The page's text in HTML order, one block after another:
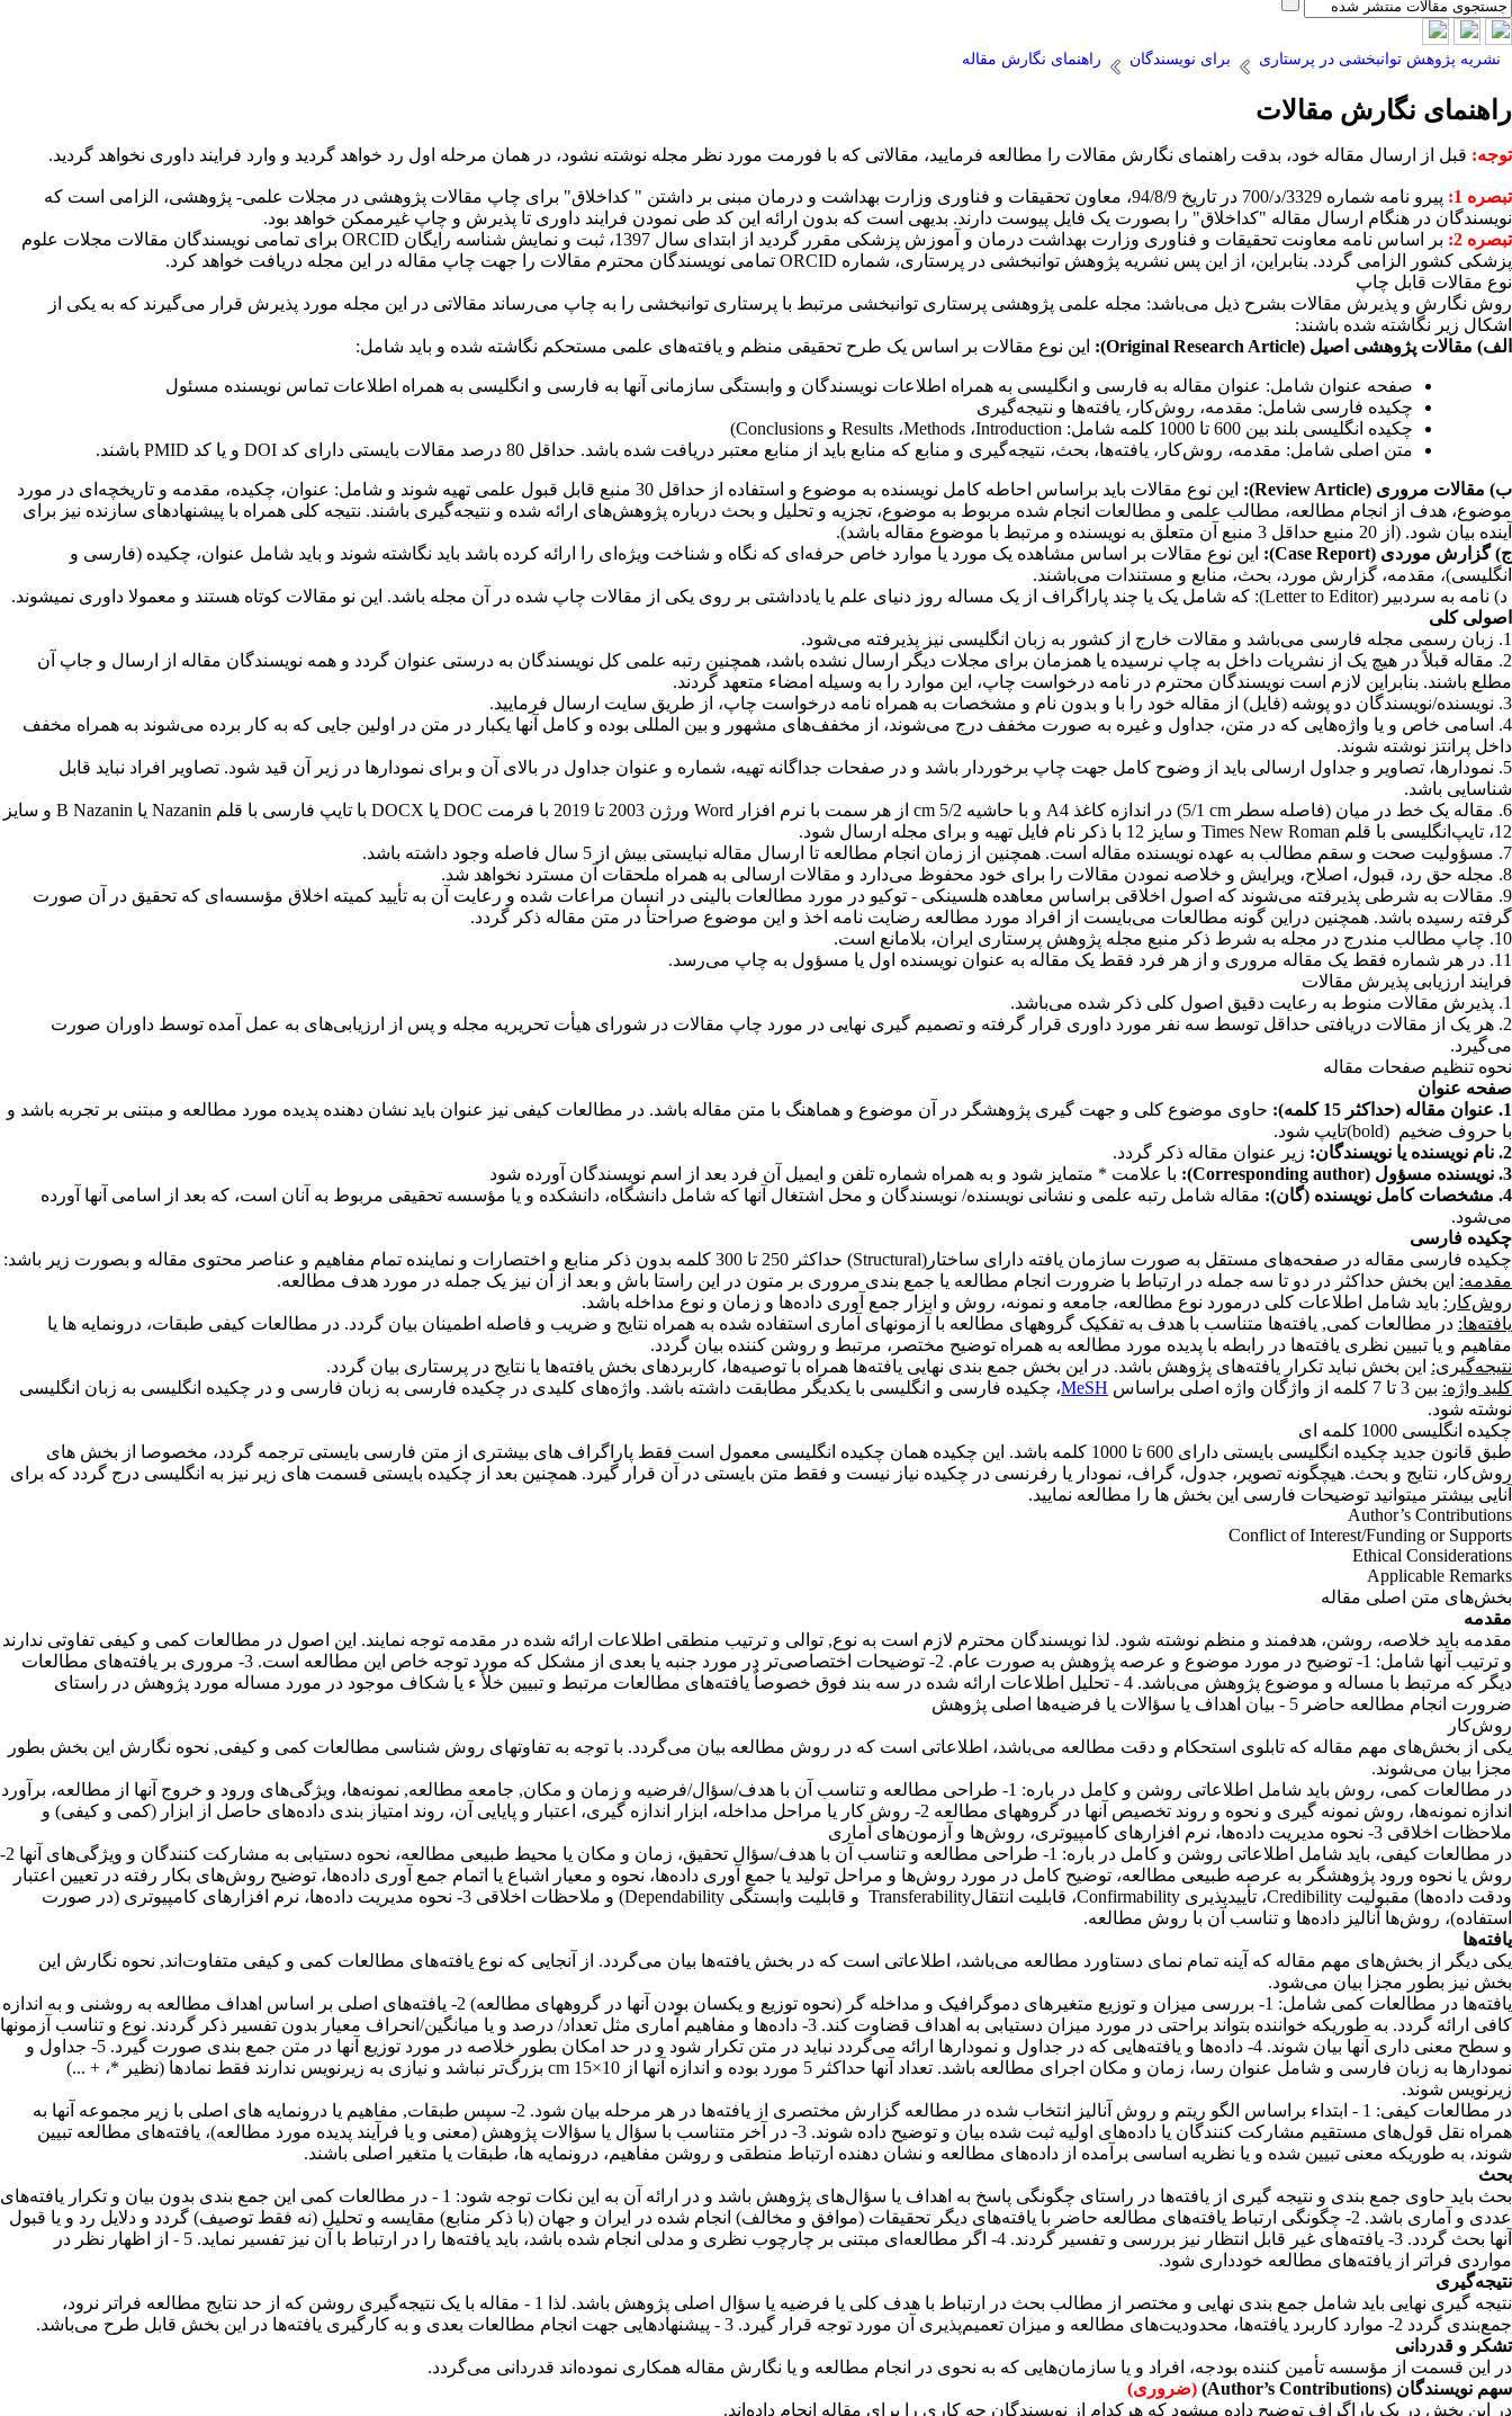
نشریه پژوهش توانبخشی در پرستاری برای نویسندگان راهنمای نگارش مقاله
راهنمای نگارش مقالات
توجه: قبل از ارسال مقاله خود، بدقت راهنمای نگارش مقالات را مطالعه فرمایید، مقالاتی که با فورمت مورد نظر مجله نوشته نشود، در همان مرحله اول رد خواهد گردید و وارد فرایند داوری نخواهد گردید.
تبصره 1:
پیرو نامه شماره 3329/د/700 در تاریخ 94/8/9، معاون تحقیقات و فناوری وزارت بهداشت و درمان مبنی بر داشتن " کداخلاق" برای چاپ مقالات پژوهشی در مجلات علمی- پژوهشی، الزامی است که
نویسندگان در هنگام ارسال مقاله "کداخلاق" را بصورت یک فایل پیوست دارند. بدیهی است که بدون ارائه این کد طی نمودن فرایند داوری تا پذیرش و چاپ غیرممکن خواهد بود.
تبصره 2:
بر اساس نامه معاونت تحقیقات و فناوری وزارت بهداشت درمان و آموزش پزشکی مقرر گردید از ابتدای سال 1397، ثبت و نمایش شناسه رایگان ORCID برای تمامی نویسندگان مقالات مجلات علوم
پزشکی کشور الزامی گردد. بنابراین، از این پس نشریه پژوهش توانبخشی در پرستاری، شماره ORCID تمامی نویسندگان محترم مقالات را جهت چاپ مقاله در این مجله دریافت خواهد کرد.
نوع مقالات قابل چاپ
روش نگارش و پذیرش مقالات بشرح ذیل می‌باشد: مجله علمی پژوهشی پرستاری توانبخشی مرتبط با پرستاری توانبخشی را به چاپ می‌رساند مقالاتی در این مجله مورد پذیرش قرار می‌گیرند که به یکی از
اشکال زیر نگاشته شده باشند:
الف) مقالات پژوهشی اصیل (Original Research Article)
: این نوع مقالات بر اساس یک طرح تحقیقی منظم و یافته‌های علمی مستحکم نگاشته شده و باید شامل:
صفحه عنوان شامل: عنوان مقاله به فارسی و انگلیسی به همراه اطلاعات نویسندگان و وابستگی سازمانی آنها به فارسی و انگلیسی به همراه اطلاعات تماس نویسنده مسئول
چکیده فارسی شامل: مقدمه، روش‌کار، یافته‌ها و نتیجه‌گیری
چکیده انگلیسی بلند بین 600 تا 1000 کلمه شامل:
Introduction، Methods، Results و Conclusions
)
متن اصلی شامل: مقدمه، روش‌کار، یافته‌ها، بحث، نتیجه‌گیری و منابع که منابع باید از منابع معتبر دریافت شده باشد. حداقل 80 درصد مقالات بایستی دارای کد
DOI و یا کد PMID باشند.
ب) مقالات مروری (Review Article)
:
این نوع مقالات باید براساس احاطه کامل نویسنده به موضوع و استفاده از حداقل 30 منبع قابل قبول علمی تهیه شوند و شامل: عنوان، چکیده، مقدمه و تاریخچه‌ای در مورد
موضوع، هدف از انجام مطالعه، مطالب علمی و مطالعات انجام شده مربوط به موضوع، تجزیه و تحلیل و بحث درباره پژوهش‌های ارائه شده و نتیجه‌گیری باشند. نتیجه کلی همراه با پیشنهادهای سازنده نیز برای
آینده بیان شود. (از 20 منبع حداقل 3 منبع آن متعلق به نویسنده و مرتبط با موضوع مقاله باشد).
ج) گزارش موردی (Case Report)
: این نوع مقالات بر اساس مشاهده یک مورد یا موارد خاص حرفه‌ای که نگاه و شناخت ویژه‌ای را ارائه کرده باشد باید نگاشته شوند و باید شامل عنوان، چکیده (فارسی و
انگلیسی)، مقدمه، گزارش مورد، بحث، منابع و مستندات می‌باشند.
د) نامه به سردبیر (Letter to Editor): که شامل یک یا چند پاراگراف از یک مساله روز دنیای علم یا یادداشتی بر روی یکی از مقالات چاپ شده در آن مجله باشد. این نو مقالات کوتاه هستند و معمولا داوری نمیشوند.
اصولی کلی
1. زبان رسمی مجله فارسی می‌باشد و مقالات خارج از کشور به زبان انگلیسی نیز پذیرفته می‌شود
.
2. مقاله قبلاً در هیچ یک از نشریات داخل به چاپ نرسیده یا همزمان برای مجلات دیگر ارسال نشده باشد، همچنین رتبه علمی کل نویسندگان به درستی عنوان گردد و همه نویسندگان مقاله از ارسال و جاپ آن
مطلع باشند. بنابراین لازم است نویسندگان محترم در نامه درخواست چاپ، این موارد را به وسیله امضاء متعهد گردند.
3. نویسنده/نویسندگان دو پوشه (فایل) از مقاله خود را با و بدون نام و مشخصات به همراه نامه درخواست چاپ، از طریق سایت ارسال فرمایید
.
4. اسامی خاص و یا واژه‌هایی که در متن، جداول و غیره به صورت مخفف درج می‌شوند، از مخفف‌های مشهور و بین المللی بوده و کامل آنها یکبار در متن در اولین جایی که به کار برده می‌شوند به همراه مخفف
داخل پرانتز نوشته شوند.
5. نمودارها، تصاویر و جداول ارسالی باید از وضوح کامل جهت چاپ برخوردار باشد و در صفحات جداگانه تهیه، شماره و عنوان جداول در بالای آن و برای نمودارها در زیر آن قید شود. تصاویر افراد نباید قابل
شناسایی باشد.
6. مقاله یک خط در میان
(فاصله سطر cm
A4 و با حاشیه 5/2
cm از هر سمت با نرم افزار Word ورژن 2003 تا 2019 با فرمت DOC یا DOCX با تایپ فارسی با قلم Nazanin یا B Nazanin و سایز
12، تایپ‌انگلیسی با قلم
Times New Roman و سایز 12 با ذکر نام فایل تهیه و برای مجله ارسال شود
.
7. مسؤولیت صحت و سقم مطالب به عهده نویسنده مقاله است. همچنین از زمان انجام مطالعه تا ارسال مقاله نبایستی بیش از 5 سال فاصله وجود داشته باشد
.
8. مجله حق رد، قبول، اصلاح، ویرایش و خلاصه نمودن مقالات را برای خود محفوظ می‌دارد و مقالات ارسالی به همراه ملحقات آن مسترد نخواهد شد
.
9. مقالات به شرطی پذیرفته می‌شوند که اصول اخلاقی براساس معاهده هلسینکی - توکیو در مورد مطالعات بالینی در انسان مراعات شده و رعایت آن به تأیید کمیته اخلاق مؤسسه‌ای که تحقیق در آن صورت
گرفته رسیده باشد. همچنین دراین گونه مطالعات می‌بایست از افراد مورد مطالعه رضایت نامه اخذ و این موضوع صراحتأ در متن مقاله ذکر گردد.
10. چاپ مطالب مندرج در مجله به شرط ذکر منبع مجله پژوهش پرستاری ایران، بلامانع است
.
11. در هر شماره فقط یک مقاله مروری و از هر فرد فقط یک مقاله به عنوان نویسنده اول یا مسؤول به چاپ می‌رسد
.
فرایند ارزیابی پذیرش مقالات
1. پذیرش مقالات منوط به رعایت دقیق اصول کلی ذکر شده می‌باشد
.
2. هر یک از مقالات دریافتی حداقل توسط سه نفر مورد داوری قرار گرفته و تصمیم گیری نهایی در مورد چاپ مقالات در شورای هیأت تحریریه مجله و پس از ارزیابی‌های به عمل آمده توسط داوران صورت
می‌گیرد.
نحوه تنظیم صفحات مقاله
صفحه عنوان
1. عنوان مقاله (حداکثر 15 کلمه):
حاوی موضوع کلی و جهت گیری پژوهشگر در آن موضوع و هماهنگ با متن مقاله باشد. در مطالعات کیفی نیز عنوان باید نشان دهنده پدیده مورد مطالعه و مبتنی بر تجربه باشد و
با حروف ضخیم (bold)تایپ شود.
2. نام نویسنده یا نویسندگان:
زیر عنوان مقاله ذکر گردد.
3. نویسنده مسؤول
(Corresponding author)
: با علامت * متمایز شود و به همراه شماره تلفن و ایمیل آن فرد بعد از اسم نویسندگان آورده شود
4. مشخصات کامل نویسنده (گان):
مقاله شامل رتبه علمی و نشانی نویسنده/ نویسندگان و محل اشتغال آنها که شامل دانشگاه، دانشکده و یا مؤسسه تحقیقی مربوط به آنان است، که بعد از اسامی آنها آورده
می‌شود.
چکیده فارسی
چکیده فارسی مقاله در صفحه‌های مستقل به صورت سازمان یافته دارای ساختار(Structural
) حداکثر 250 تا 300 کلمه بدون ذکر منابع و اختصارات و نماینده تمام مفاهیم و عناصر محتوی مقاله و بصورت زیر باشد
:
مقدمه: این بخش حداکثر در دو تا سه جمله در ارتباط با ضرورت انجام مطالعه یا جمع بندی مروری بر متون در این راستا باش و بعد از آن نیز یک جمله در مورد هدف مطالعه.
روش‌کار: باید شامل اطلاعات کلی درمورد نوع مطالعه، جامعه و نمونه، روش و ابزار جمع آوری داده‌ها و زمان و نوع مداخله باشد.
یافته‌ها: در مطالعات کمی, یافته‌ها متناسب با هدف به تفکیک گروههای مطالعه با آزمونهای آماری استفاده شده به همراه نتایج و ضریب و فاصله اطمینان بیان گردد. در مطالعات کیفی طبقات، درونمایه ها یا
مفاهیم و یا تبیین نظری یافته‌ها در رابطه با پدیده مورد مطالعه به همراه توضیح مختصر، مرتبط و روشن کننده بیان گردد.
نتیجه‌گیری: این بخش نباید تکرار یافته‌های پژوهش باشد. در این بخش جمع بندی نهایی یافته‌ها همراه با توصیه‌ها، کاربردهای بخش یافته‌ها یا نتایج در پرستاری بیان گردد.
کلید واژه: بین 3 تا 7 کلمه از واژگان واژه اصلی براساس MeSH، چکیده فارسی و انگلیسی با یکدیگر مطابقت داشته باشد. واژه‌های کلیدی در چکیده فارسی به زبان فارسی و در چکیده انگلیسی به زبان انگلیسی
نوشته شود.
چکیده انگلیسی 1000 کلمه ای
طبق قانون جدید چکیده انگلیسی بایستی دارای 600 تا 1000 کلمه باشد. این چکیده همان چکیده انگلیسی معمول است فقط پاراگراف های بیشتری از متن فارسی بایستی ترجمه گردد، مخصوصا از بخش های
روش‌کار، نتایج و بحث. هیچگونه تصویر، جدول، گراف، نمودار یا رفرنسی در چکیده نیاز نیست و فقط متن بایستی در آن قرار گیرد. همچنین بعد از چکیده بایستی قسمت های زیر نیز به انگلیسی درج گردد که برای
آنایی بیشتر میتوانید توضیحات فارسی این بخش ها را مطالعه نمایید.
Author’s Contributions
Conflict of Interest/Funding or Supports
Ethical Considerations
Applicable Remarks
بخش‌های متن اصلی مقاله
مقدمه
مقدمه باید خلاصه، روشن، هدفمند و منظم نوشته شود. لذا نویسندگان محترم لازم است به نوع, توالی و ترتیب منطقی اطلاعات ارائه شده در مقدمه توجه نمایند. این اصول در مطالعات کمی و کیفی تفاوتی ندارند
و ترتیب آنها شامل: 1- توضیح در مورد موضوع و عرصه پژوهش به صورت عام. 2- توضیحات اختصاصی‌تر در مورد جنبه یا بعدی از مشکل که مورد توجه خاص این مطالعه است. 3- مروری بر یافته‌های مطالعات
دیگر که مرتبط با مساله و موضوع پژوهش می‌باشد. 4 - تحلیل اطلاعات ارائه شده در سه بند فوق خصوصاٌ یافته‌های مطالعات مرتبط و تبیین خلأ ء یا شکاف موجود در مورد مساله مورد پژوهش در راستای
ضرورت انجام مطالعه حاضر 5 - بیان اهداف یا سؤالات یا فرضیه‌ها اصلی پژوهش
روش‌کار
یکی از بخش‌های مهم مقاله که تابلوی استحکام و دقت مطالعه می‌باشد، اطلاعاتی است که در روش مطالعه بیان می‌گردد. با توجه به تفاوتهای روش شناسی مطالعات کمی و کیفی, نحوه نگارش این بخش بطور
مجزا بیان می‌شوند.
در مطالعات کمی، روش باید شامل اطلاعاتی روشن و کامل در باره: 1- طراحی مطالعه و تناسب آن با هدف/سؤال/فرضیه و زمان و مکان, جامعه مطالعه, نمونه‌ها، ویژگی‌های ورود و خروج آنها از مطالعه، برآورد
اندازه نمونه‌ها، روش نمونه گیری و نحوه و روند تخصیص آنها در گروههای مطالعه 2- روش کار یا مراحل مداخله، ابزار اندازه گیری، اعتبار و پایایی آن، روند امتیاز بندی داده‌های حاصل از ابزار (کمی و کیفی) و
ملاحظات اخلاقی 3- نحوه مدیریت داده‌ها، نرم افزارهای کامپیوتری، روش‌ها و آزمون‌های آماری
در مطالعات کیفی، باید شامل اطلاعاتی روشن و کامل در باره: 1- طراحی مطالعه و تناسب آن با هدف/سؤال تحقیق، زمان و مکان یا محیط طبیعی مطالعه، نحوه دستیابی به مشارکت کنندگان و ویژگی‌های آنها 2-
روش یا نحوه ورود پژوهشگر به عرصه طبیعی مطالعه، توضیح کامل در مورد روش‌ها و مراحل تولید یا جمع آوری داده‌ها، نحوه و معیار اشباع یا اتمام جمع آوری داده‌ها، توضیح روش‌های بکار رفته در تعیین اعتبار
ودقت داده‌ها( مقبولیت Credibility، تأیید‌پذیری Confirmability، قابلیت انتقالTransferability و قابلیت وابستگی Dependability
)
و ملاحظات اخلاقی 3- نحوه مدیریت داده‌ها، نرم افزارهای کامپیوتری (در صورت
استفاده)، روش‌ها آنالیز داده‌ها و تناسب آن با روش مطالعه.
یافته‌ها
یکی دیگر از بخش‌های مهم مقاله که آینه تمام نمای دستاورد مطالعه می‌باشد، اطلاعاتی است که در بخش یافته‌ها بیان می‌گردد. از آنجایی که نوع یافته‌های مطالعات کمی و کیفی متفاوت‌اند, نحوه نگارش این
بخش نیز بطور مجزا بیان می‌شود.
یافته‌ها در مطالعات کمی شامل: 1- بررسی میزان و توزیع متغیرهای دموگرافیک و مداخله گر (نحوه توزیع و یکسان بودن آنها در گروههای مطالعه) 2- یافته‌های اصلی بر اساس اهداف مطالعه به روشنی و به اندازه
کافی ارائه گردد. به طوریکه خواننده بتواند براحتی در مورد میزان دستیابی به اهداف قضاوت کند. 3- داده‌ها و مفاهیم آماری مثل تعداد/ درصد و یا میانگین/انحراف معیار بدون تفسیر ذکر گردند. نوع و تناسب آزمونها
و سطح معنی داری آنها بیان شوند. 4- داده‌ها و یافته‌هایی که در جداول و نمودارها ارائه می‌گردد نباید در متن تکرار شود و در حد امکان بطور خلاصه در مورد توزیع آنها در متن جمع بندی صورت گیرد. 5- جداول و
نمودارها به زبان فارسی و شامل عنوان رسا، زمان و مکان اجرای مطالعه باشد. تعداد آنها حداکثر 5 مورد بوده و اندازه آنها از
cm 15×10 بزرگ‌تر نباشد و نیازی به زیرنویس ندارند فقط نمادها (نظیر *، + ...)
زیرنویس شوند.
در مطالعات کیفی: 1 - ابتداء براساس الگو ریتم و روش آنالیز انتخاب شده در مطالعه گزارش مختصری از یافته‌ها در هر مرحله بیان شود. 2- سپس طبقات, مفاهیم یا درونمایه های اصلی با زیر مجموعه آنها به
همراه نقل قول‌های مستقیم مشارکت کنندگان یا داده‌های اولیه ثبت شده بیان و توضیح داده شوند. 3- در آخر متناسب با سؤال یا سؤالات پژوهش (معنی و یا فرآیند پدیده مورد مطالعه)، یافته‌های مطالعه تبیین
شوند، به طوریکه معنی تبیین شده و یا نظریه اساسی برآمده از داده‌های مطالعه و نشان دهنده ارتباط منطقی و روشن مفاهیم، درونمایه ها، طبقات یا متغیر اصلی باشند.
بحث
بحث باید حاوی جمع بندی و نتیجه گیری از یافته‌ها در راستای چگونگی پاسخ به اهداف یا سؤال‌های پژوهش باشد و در ارائه آن به این نکات توجه شود: 1 - در مطالعات کمی این جمع بندی بدون بیان و تکرار یافته‌های
عددی و آماری باشد. 2- چگونگی ارتباط یافته‌های مطالعه حاضر با یافته‌های دیگر تحقیقات (موافق و مخالف) انجام شده در ایران و جهان (با ذکر منابع) مقایسه و تحلیل (نه فقط توصیف) گردد و دلایل رد و یا قبول
آنها بحث گردد. 3- یافته‌های غیر قابل انتظار نیز بررسی و تفسیر گردند. 4- اگر مطالعه‌ای مبتنی بر چارچوب نظری و مدلی انجام شده باشد، باید یافته‌ها را در ارتباط با آن نیز تفسیر نماید. 5 - از اظهار نظر در
مواردی فراتر از یافته‌های مطالعه خودداری شود.
نتیجه‌گیری
نتیجه گیری نهایی باید شامل جمع بندی نهایی و مختصر از مطالب بحث در ارتباط با هدف کلی یا فرضیه یا سؤال اصلی پژوهش باشد. لذا 1 - مقاله با یک نتیجه‌گیری روشن که از حد نتایج مطالعه فراتر نرود،
جمع‌بندی گردد 2- موارد کاربرد یافته‌ها، محدودیت‌های مطالعه و میزان تعمیم‌پذیری آن مورد توجه قرار گیرد. 3 - پیشنهادهایی جهت انجام مطالعات بعدی و به کارگیری یافته‌ها در این بخش قابل طرح می‌باشد
.
تشکر و قدردانی
در این قسمت از مؤسسه تأمین کننده بودجه، افراد و یا سازمان‌هایی که به نحوی در انجام مطالعه و یا نگارش مقاله همکاری نموده‌اند قدردانی می‌گردد.
سهم نویسندگان (Author’s Contributions
) (ضروری)
در این بخش در یک پاراگراف توضیح داده میشود که هرکدام از نویسندگان چه کاری را برای مقاله انجام داده‌اند.